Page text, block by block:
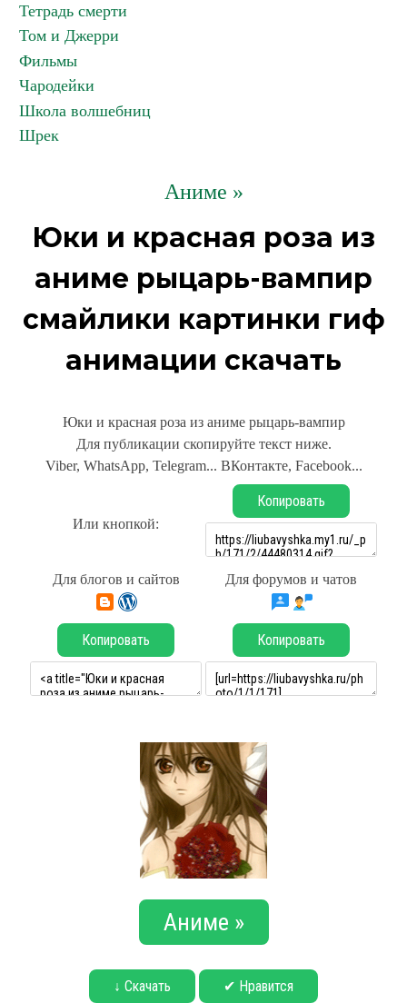
Тетрадь смерти
Том и Джерри
Фильмы
Чародейки
Школа волшебниц
Шрек
Аниме »
Юки и красная роза из
аниме рыцарь-вампир
смайлики картинки гиф
анимации скачать
Юки и красная роза из аниме рыцарь-вампир
Для публикации скопируйте текст ниже.
Viber, WhatsApp, Telegram... ВКонтакте, Facebook...
Или кнопкой:
Копировать
Для блогов и сайтов Для форумов и чатов
Копировать Копировать
Аниме »
↓ Скачать ✔ Нравится